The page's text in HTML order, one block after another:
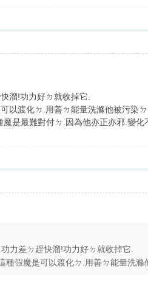
溜!功力好ㄉ就收掉它.
以渡化ㄉ.用善ㄉ能量洗滌他被污染
是最難對付ㄉ.因為他亦正亦邪.變化
力差ㄉ趕快溜!功力好ㄉ就收掉它.
種假魔是可以渡化ㄉ.用善ㄉ能量洗滌